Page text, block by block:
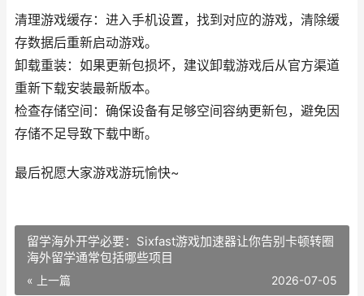
清理游戏缓存：进入手机设置，找到对应的游戏，清除缓
存数据后重新启动游戏。
卸载重装：如果更新包损坏，建议卸载游戏后从官方渠道
重新下载安装最新版本。
检查存储空间：确保设备有足够空间容纳更新包，避免因
存储不足导致下载中断。
最后祝愿大家游戏游玩愉快~
留学海外开学必要：Sixfast游戏加速器让你告别卡顿转圈
海外留学通常包括哪些项目
« 上一篇 2026-07-05